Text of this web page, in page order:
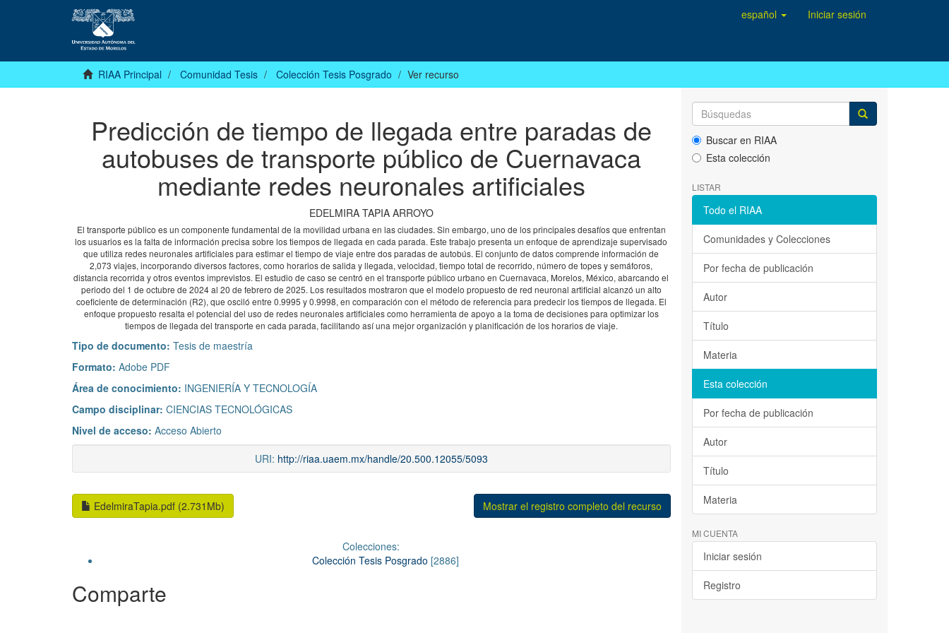
español Iniciar sesión
RIAA Principal Comunidad Tesis Colección Tesis Posgrado Ver recurso
Predicción de tiempo de llegada entre paradas de
autobuses de transporte público de Cuernavaca
mediante redes neuronales artificiales
EDELMIRA TAPIA ARROYO
El transporte público es un componente fundamental de la movilidad urbana en las ciudades. Sin embargo, uno de los principales desafíos que enfrentan
los usuarios es la falta de información precisa sobre los tiempos de llegada en cada parada. Este trabajo presenta un enfoque de aprendizaje supervisado
que utiliza redes neuronales artificiales para estimar el tiempo de viaje entre dos paradas de autobús. El conjunto de datos comprende información de
2,073 viajes, incorporando diversos factores, como horarios de salida y llegada, velocidad, tiempo total de recorrido, número de topes y semáforos,
distancia recorrida y otros eventos imprevistos. El estudio de caso se centró en el transporte público urbano en Cuernavaca, Morelos, México, abarcando el
periodo del 1 de octubre de 2024 al 20 de febrero de 2025. Los resultados mostraron que el modelo propuesto de red neuronal artificial alcanzó un alto
coeficiente de determinación (R2), que osciló entre 0.9995 y 0.9998, en comparación con el método de referencia para predecir los tiempos de llegada. El
enfoque propuesto resalta el potencial del uso de redes neuronales artificiales como herramienta de apoyo a la toma de decisiones para optimizar los
tiempos de llegada del transporte en cada parada, facilitando así una mejor organización y planificación de los horarios de viaje.
Tipo de documento: Tesis de maestría
Formato: Adobe PDF
Área de conocimiento: INGENIERÍA Y TECNOLOGÍA
Campo disciplinar: CIENCIAS TECNOLÓGICAS
Nivel de acceso: Acceso Abierto
URI: http://riaa.uaem.mx/handle/20.500.12055/5093
EdelmiraTapia.pdf (2.731Mb) Mostrar el registro completo del recurso
Colecciones:
Colección Tesis Posgrado [2886]
Comparte
Buscar en RIAA
Esta colección
LISTAR
Todo el RIAA
Comunidades y Colecciones
Por fecha de publicación
Autor
Título
Materia
Esta colección
Por fecha de publicación
Autor
Título
Materia
MI CUENTA
Iniciar sesión
Registro